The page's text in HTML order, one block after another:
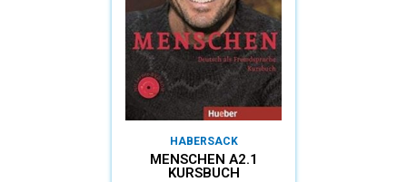
HABERSACK
MENSCHEN A2.1
KURSBUCH